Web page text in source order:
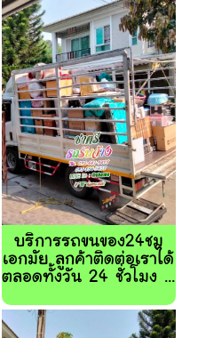
บริการรถขนของ24ชม
เอกมัย ลูกค้าติดต่อเราได้
ตลอดทั้งวัน 24 ชั่วโมง ...